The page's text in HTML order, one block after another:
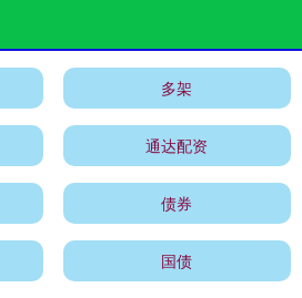
多架
通达配资
债券
国债